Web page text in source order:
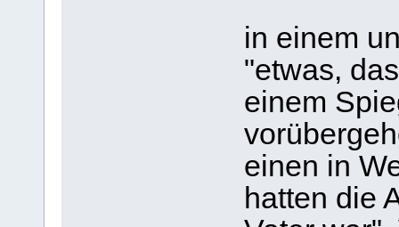
in einem
"etwas,
einem
einen in
hatten die